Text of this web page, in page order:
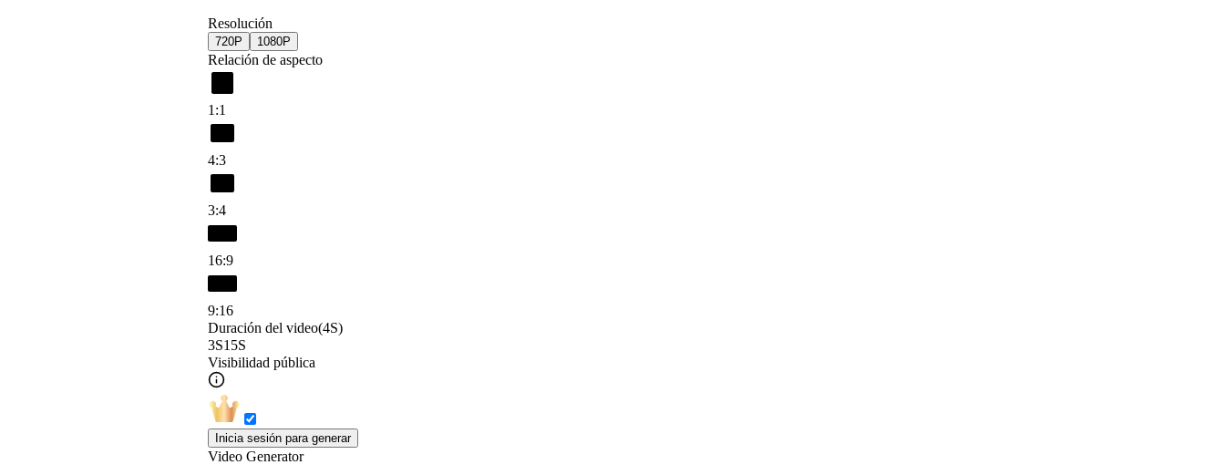
Resolución
720P 1080P
Relación de aspecto
1:1
4:3
3:4
16:9
9:16
Duración del video(4S)
3S15S
Visibilidad pública
Inicia sesión para generar
Video Generator